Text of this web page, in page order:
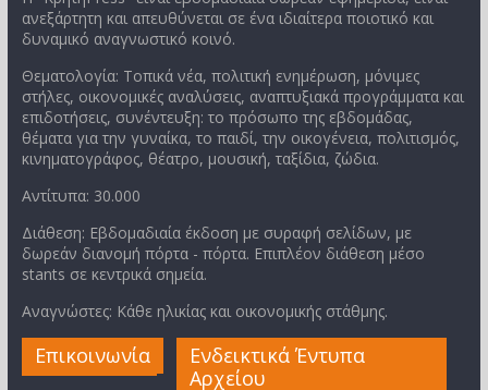
ανεξάρτητη και απευθύνεται σε ένα ιδιαίτερα ποιοτικό και
δυναμικό αναγνωστικό κοινό.
Θεματολογία: Τοπικά νέα, πολιτική ενημέρωση, μόνιμες
στήλες, οικονομικές αναλύσεις, αναπτυξιακά προγράμματα και
επιδοτήσεις, συνέντευξη: το πρόσωπο της εβδομάδας,
θέματα για την γυναίκα, το παιδί, την οικογένεια, πολιτισμός,
κινηματογράφος, θέατρο, μουσική, ταξίδια, ζώδια.
Αντίτυπα: 30.000
Διάθεση: Εβδομαδιαία έκδοση με συραφή σελίδων, με
δωρεάν διανομή πόρτα - πόρτα. Επιπλέον διάθεση μέσο
stants σε κεντρικά σημεία.
Αναγνώστες: Κάθε ηλικίας και οικονομικής στάθμης.
Επικοινωνία
Ενδεικτικά Έντυπα
Αρχείου